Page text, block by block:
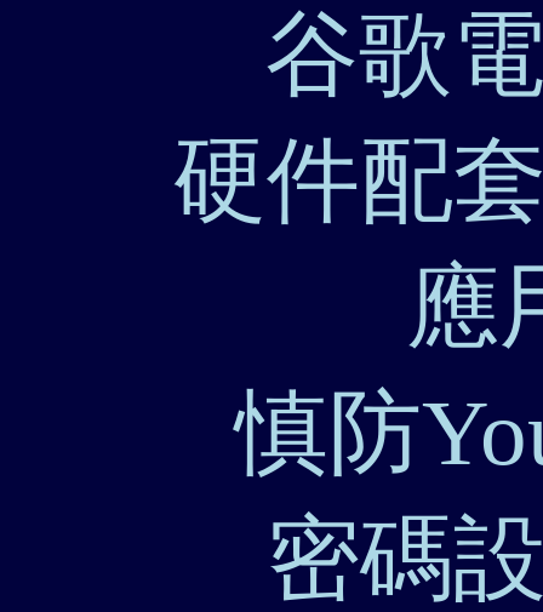
谷歌
硬件配
應
慎防
密碼